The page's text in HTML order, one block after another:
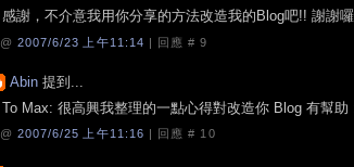
感謝，不介意我用你分享的方法改造我的Blog吧!! 謝謝
@ 2007/6/23 上午11:14 | 回應 #9
Abin 提到...
To Max: 很高興我整理的一點心得對改造你 Blog 有幫助
@ 2007/6/25 上午11:16 | 回應 # 10